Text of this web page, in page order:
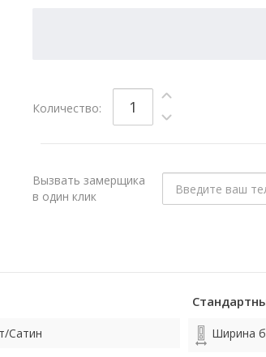
Количество:
Вызвать замерщика
в один клик
Сатин
Ширина